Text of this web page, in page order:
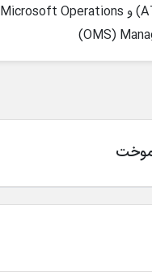
) و Microsoft Operations
(
OMS
)